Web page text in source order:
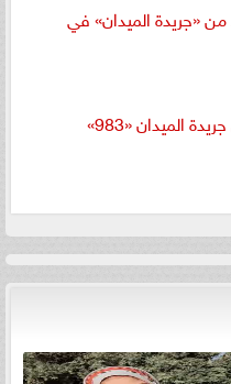
من «جريدة الميدان» في
الميدان «983»